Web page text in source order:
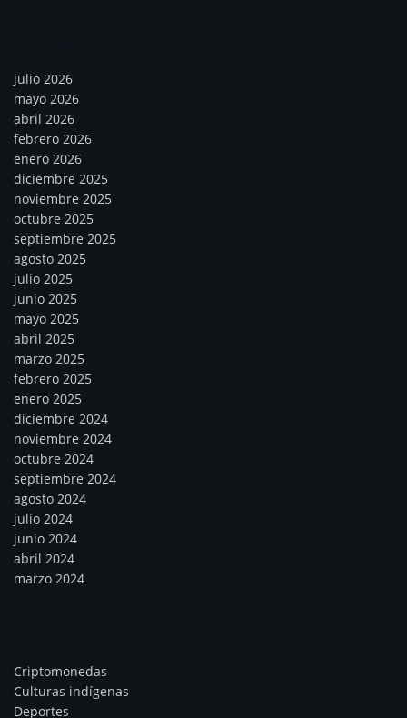
julio 2026
mayo 2026
abril 2026
febrero 2026
enero 2026
diciembre 2025
noviembre 2025
octubre 2025
septiembre 2025
agosto 2025
julio 2025
junio 2025
mayo 2025
abril 2025
marzo 2025
febrero 2025
enero 2025
diciembre 2024
noviembre 2024
octubre 2024
septiembre 2024
agosto 2024
julio 2024
junio 2024
abril 2024
marzo 2024
Criptomonedas
Culturas indígenas
Deportes